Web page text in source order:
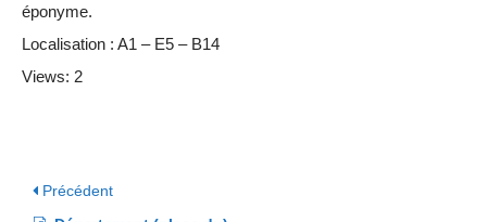
éponyme.
Localisation : A1 – E5 – B14
Views: 2
Précédent